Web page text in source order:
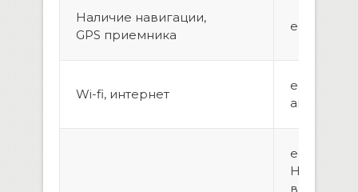
Наличие навигации,
GPS приемника
есть
Wi-fi, интернет
есть,
антенна
есть,
HD Radio
выдает